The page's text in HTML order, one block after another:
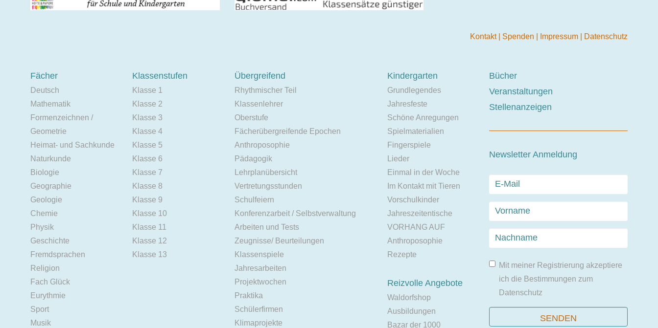
Kontakt Spenden Impressum Datenschutz
Fächer
Deutsch
Mathematik
Formenzeichnen /
Geometrie
Heimat- und Sachkunde
Naturkunde
Biologie
Geographie
Geologie
Chemie
Physik
Geschichte
Fremdsprachen
Religion
Fach Glück
Eurythmie
Sport
Musik
Klassenstufen
Klasse 1
Klasse 2
Klasse 3
Klasse 4
Klasse 5
Klasse 6
Klasse 7
Klasse 8
Klasse 9
Klasse 10
Klasse 11
Klasse 12
Klasse 13
Übergreifend
Rhythmischer Teil
Klassenlehrer
Oberstufe
Fächerübergreifende Epochen
Anthroposophie
Pädagogik
Lehrplanübersicht
Vertretungsstunden
Schulfeiern
Konferenzarbeit / Selbstverwaltung
Arbeiten und Tests
Zeugnisse/ Beurteilungen
Klassenspiele
Jahresarbeiten
Projektwochen
Praktika
Schülerfirmen
Klimaprojekte
Kindergarten
Grundlegendes
Jahresfeste
Schöne Anregungen
Spielmaterialien
Fingerspiele
Lieder
Einmal in der Woche
Im Kontakt mit Tieren
Vorschulkinder
Jahreszeitentische
VORHANG AUF
Anthroposophie
Rezepte
Reizvolle Angebote
Waldorfshop
Ausbildungen
Bazar der 1000
Bücher
Veranstaltungen
Stellenanzeigen
Newsletter Anmeldung
Mit meiner Registrierung akzeptiere
ich die Bestimmungen zum
Datenschutz